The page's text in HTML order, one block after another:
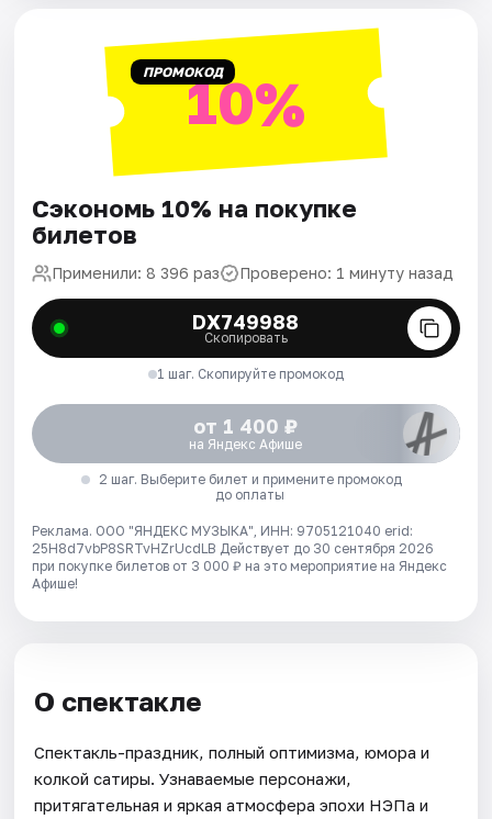
ПРОМОКОД10%
Сэкономь 10% на покупке
билетов
Применили: 8 396 раз Проверено: 1 минуту назад
DX749988
Скопировать
1 шаг. Скопируйте промокод
от 1 400 ₽
на Яндекс Афише
2 шаг. Выберите билет и примените промокод
до оплаты
Реклама. ООО "ЯНДЕКС МУЗЫКА", ИНН: 9705121040 erid:
25H8d7vbP8SRTvHZrUcdLB Действует до 30 сентября 2026
при покупке билетов от 3 000 ₽ на это мероприятие на Яндекс
Афише!
О спектакле
Спектакль-праздник, полный оптимизма, юмора и
колкой сатиры. Узнаваемые персонажи,
притягательная и яркая атмосфера эпохи НЭПа и